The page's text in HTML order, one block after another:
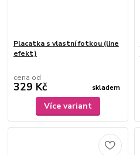
Placatka s vlastní fotkou (line
efekt)
cena od
329 Kč skladem
Více variant